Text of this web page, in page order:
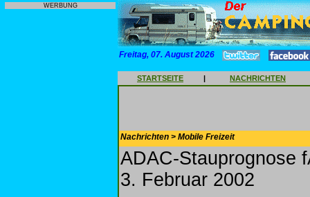
WERBUNG
Freitag, 07. August 2026
STARTSEITE | NACHRICHTEN
Nachrichten > Mobile Freizeit
ADAC-Stauprognose
3. Februar 2002